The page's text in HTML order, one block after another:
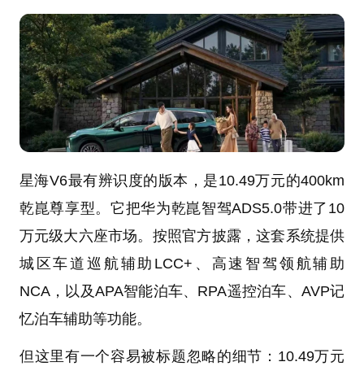
星海V6最有辨识度的版本，是10.49万元的400km
乾崑尊享型。它把华为乾崑智驾ADS5.0带进了10
万元级大六座市场。按照官方披露，这套系统提供
城区车道巡航辅助LCC+、高速智驾领航辅助
NCA，以及APA智能泊车、RPA遥控泊车、AVP记
忆泊车辅助等功能。
但这里有一个容易被标题忽略的细节：10.49万元